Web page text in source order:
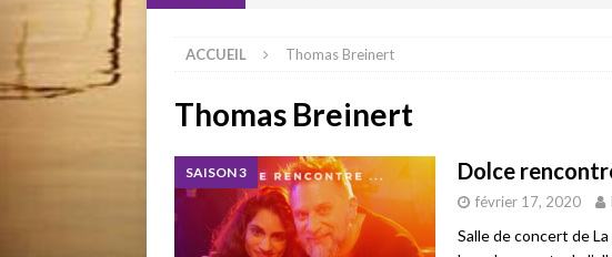
[ mai 2, 2025 ] Dolce Quizz 12
ACCUEIL Thomas Breinert
Thomas Breinert
SAISON 3 Dolce
février 17, 2020
Salle de concert de